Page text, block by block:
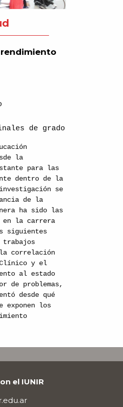
de grado
la
para las
dentro de la
se
de la
ha sido las
en la carrera
siguientes
trabajos
correlación
Clínico y el
al estado
de problemas,
desde qué
exponen los
el IUNIR